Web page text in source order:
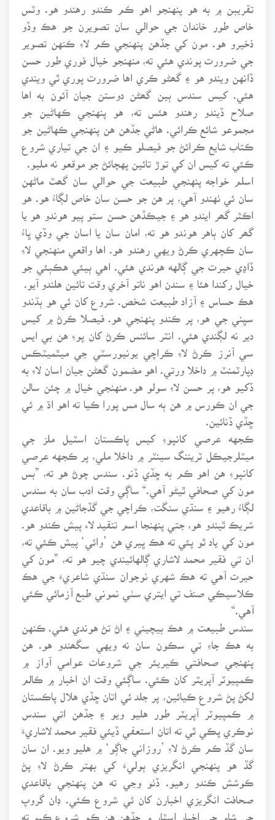
تقريبن ۾ به هو پنهنجو اهو ڪم ڪندو رهندو هو. وٽس
خاص طور خاندان جي حوالي سان تصويرن جو هڪ وڏو
ذخيرو هو. مون کي جڏهن پنهنجي ڪم لاءِ ڪنهن تصوير
جي ضرورت پوندي هئي ته، منهنجو خيال فوري طور حسن
ڏانهن ويندو هو ۽ گھڻو ڪري اها ضرورت پوري ٿي ويندي
هئي. کيس سندس ٻين گھڻن دوستن جيان آئون به اها
صلاح ڏيندو رهندو هئس ته، هو پنهنجي ڪهاڻين جو
مجموعو شائع ڪرائي. هاڻي جڏهن هن پنهنجي ڪهاڻين جو
ڪتاب شايع ڪرائڻ جو فيصلو ڪيو ۽ ان جي تياري شروع
ڪئي ته کيس ان کي توڙ تائين پهچائڻ جو موقعو نه مليو.
اسلم خواجه پنهنجي طبيعت جي حوالي سان گھٽ ماڻهن
سان ئي ٺهندو آهي، پر هن جو حسن سان خاص لڳاءُ هو. هو
اڪثر گھر ايندو هو ۽ جيڪڏهن حسن ستو پيو هوندو هو يا
گھر کان ٻاهر هوندو هو ته، امان سان يا اسان جي وڏي ڀاءُ
سان ڪچهري ڪرڻ ويهي رهندو هو. اها واقعي منهنجي لاءِ
ڏاڍي حيرت جي ڳالهه هوندي هئي. اهي ٻيئي هڪٻئي جو
خيال رکندا هئا ۽ سندن اهو ناتو آخري وقت تائين هلندو آيو.
هڪ حساس ۽ آزاد طبيعت شخص. شروع کان ئي هو ٻڌندو
سڀني جي هو، پر ڪندو پنهنجي هو. فيصلا ڪرڻ ۾ کيس
دير نه لڳندي هئي. انٽر سائنس ڪرڻ کان پوءِ هن بي ايس
سي آنرز ڪرڻ لاءِ ڪراچي يونيورسٽي جي ميٿميٽڪس
ڊپارٽمنٽ ۾ داخلا ورتي. اهو مضمون گھڻن جيان اسان لاءِ به
ڏکيو هو، پر حسن لاءِ سولو هو. منهنجي خيال ۾ چئن سالن
جي ان ڪورس ۾ هن ٻه سال مس پورا ڪيا ته اهو اڌ ۾ ئي
ڇڏي ڏنائين.
ڪجهه عرصي کانپوءِ کيس پاڪستان اسٽيل ملز جي
ميٽلرجيڪل ٽريننگ سينٽر ۾ داخلا ملي، پر ڪجهه عرصي
کانپوءِ هن اهو ڪم به ڇڏي ڏنو. سندس چوڻ هو ته، ”بس
مون کي صحافي ٿيڻو آهي.“ ساڳي وقت ادب سان به سندس
لڳاءُ رهيو ۽ سنڌي سنگت، ڪراچي جي گڏجاڻين ۾ باقاعدي
شريڪ ٿيندو هو، جتي پنهنجا اسم تنقيد لاء پيش ڪندو هو.
مون کي ياد ٿو پئي ته هڪ ڀيري هن ’وائي‘ پيش ڪئي ته،
ان تي فقير محمد لاشاري ڳالهائيندي چيو هو ته، ”مون کي
حيرت آهي ته هڪ شهري نوجوان سنڌي شاعريءَ جي هڪ
ڪلاسيڪي صنف تي ايتري سٺي نموني طبع آزمائي ڪئي
آهي.“
سندس طبيعت ۾ هڪ بيچيني ۽ اڻ تڻ هوندي هئي. ڪنهن
به هڪ جاءِ تي سڪون سان نه ويهي سگھندو هو. هن
پنهنجي صحافتي ڪيريئر جي شروعات عوامي آواز ۾
ڪمپيوٽر آپريٽر کان ڪئي. ساڳئي وقت ان اخبار ۾ ڪالم
لکڻ پڻ شروع ڪيائين، پر جلد ئي اتان ڇڏي هلال پاڪستان
۾ ڪمپيوٽر آپريٽر طور هليو ويو ۽ جڏهن اتي سندس
نوڪري پڪي ٿي ته اتان استعفي ڏيئي فقير محمد لاشاريءَ
سان گڏ ڪم ڪرڻ لاءِ ’روزاني جاڳو‘ ۾ هليو ويو. ان سان
گڏ هو پنهنجي انگريزي ٻوليءَ کي بهتر ڪرڻ لاءِ پڻ
ڪوشش ڪندو رهيو. ڏٺو وڃي ته هن پنهنجي باقاعدي
صحافت انگريزي اخبارن کان ئي شروع ڪئي. ڊان گروپ
جي شام جي اخبار اسٽار ۾ جڏهن هن ڪم شروع ڪيو ته